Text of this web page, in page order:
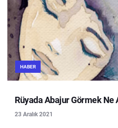
HABER
Rüyada Abajur Görmek Ne
23 Aralık 2021